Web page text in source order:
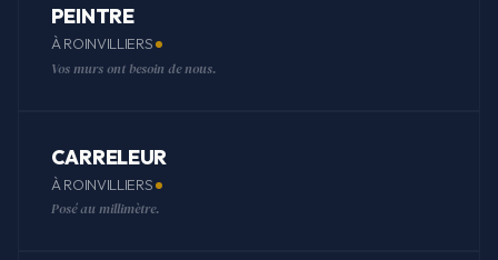
PEINTRE
À ROINVILLIERS
Vos murs ont besoin de nous.
CARRELEUR
À ROINVILLIERS
Posé au millimètre.